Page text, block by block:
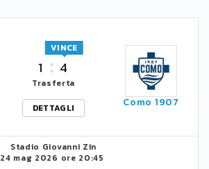
1 4
VINCE
Trasferta
DETTAGLI
Como 1907
Stadio Giovanni Zin
24 mag 2026 ore 20:45